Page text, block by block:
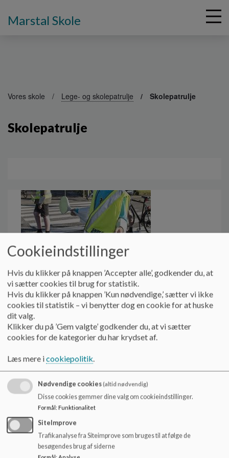
o
Marstal Skole
Vores skole Lege- og skolepatrulje Skolepatrulje
Skolepatrulje
Skolepatruljen
Hvornår:
Skolepatruljen er placeret på sin post:
Kl. 07.40 - 07.55 og
Kl. 13.45 - 13.55
Hvorfor:
Forældrene har ansvaret for deres børns færden til og fra
Cookieindstillinger
Hvis du klikker på knappen ’Accepter alle’, godkender du, at
vi sætter cookies til brug for statistik.
Hvis du klikker på knappen ’Kun nødvendige,’ sætter vi ikke
cookies til statistik – vi benytter dog en cookie for at huske
dit valg.
Klikker du på ’Gem valgte’ godkender du, at vi sætter
cookies for de kategorier du har krydset af.
Læs mere icookiepolitik.
Nødvendige cookies(altid nødvendig)
Disse cookies gemmer dine valg om cookieindstillinger.
Formål: Funktionalitet
SiteImprove
Trafikanalyse fra Siteimprove som bruges til at følge de
besøgendes brug af siderne